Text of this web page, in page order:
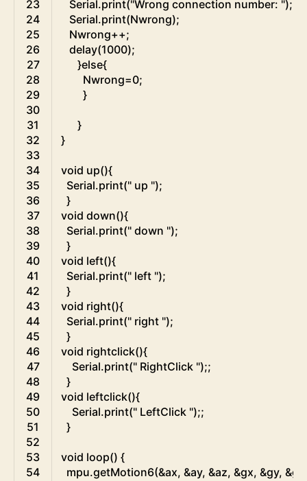
23
24
25
26
27
28
29
30
31
32
33
34
35
36
37
38
39
40
41
42
43
44
45
46
47
48
49
50
51
52
53
54
Serial.print("Wrong connection number: ");
Serial.print(Nwrong);
Nwrong++;
delay(1000);
}else{
Nwrong=0;
}
}
}
void up(){
Serial.print(" up ");
}
void down(){
Serial.print(" down ");
}
void left(){
Serial.print(" left ");
}
void right(){
Serial.print(" right ");
}
void rightclick(){
Serial.print(" RightClick ");;
}
void leftclick(){
Serial.print(" LeftClick ");;
}
void loop() {
mpu.getMotion6(&ax, &ay, &az, &gx, &gy, &gz